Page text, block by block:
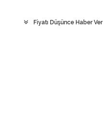
Fiyatı Düşünce Haber Ver